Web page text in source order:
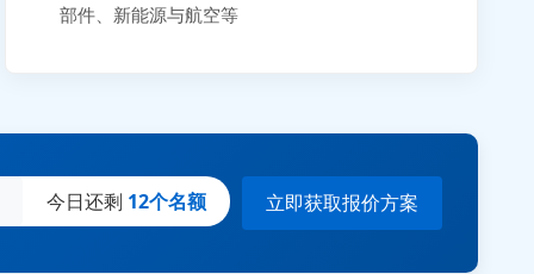
部件、新能源与航空等
今日还剩 12个名额 立即获取报价方案